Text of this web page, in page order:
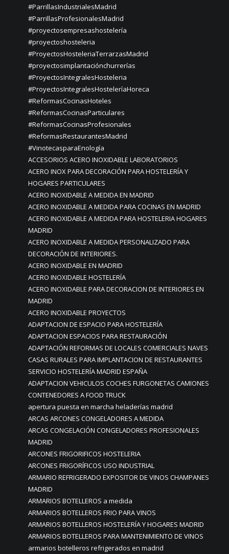
#ParrillasIndustrialesMadrid
#ParrillasProfesionalesMadrid
#proyectosempresashostelería
#proyectoshosteleria
#ProyectosHosteleriaTerrarzasMadrid
#proyectosimplantaciónchurrerías
#ProyectosIntegralesHosteleria
#ProyectosIntegralesHosteleríaHoreca
#ReformasCocinasHoteles
#ReformasCocinasParticulares
#ReformasCocinasProfesionales
#ReformasRestaurantesMadrid
#VinotecasparaEnología
ACCESORIOS ACERO INOXIDABLE LABORATORIOS
ACERO INOX PARA DECORACIÓN PARA HOSTELERÍA Y
HOGARES PARTICULARES
ACERO INOXIDABLE A MEDIDA EN MADRID
ACERO INOXIDABLE A MEDIDA PARA COCINAS EN MADRID
ACERO INOXIDABLE A MEDIDA PARA HOSTELERIA HOGARES
MADRID
ACERO INOXIDABLE A MEDIDA PERSONALIZADO PARA
DECORACIÓN DE INTERIORES.
ACERO INOXIDABLE EN MADRID
ACERO INOXIDABLE HOSTELERÍA
ACERO INOXIDABLE PARA DECORACION DE INTERIORES EN
MADRID
ACERO INOXIDABLE PROYECTOS
ADAPTACION DE ESPACIO PARA HOSTELERÍA
ADAPTACION ESPACIOS PARA RESTAURACIÓN
ADAPTACIÓN REFORMAS DE LOCALES COMERCIALES NAVES
CASAS RURALES PARA IMPLANTACION DE RESTAURANTES
SERVICIO HOSTELERÍA MADRID ESPAÑA
ADAPTACION VEHICULOS COCHES FURGONETAS CAMIONES
CONTENEDORES A FOOD TRUCK
apertura puesta en marcha heladerías madrid
ARCAS ARCONES CONGELADORES A MEDIDA
ARCAS CONGELACIÓN CONGELADORES PROFESIONALES
MADRID
ARCONES FRIGORIFICOS HOSTELERIA
ARCONES FRIGORÍFICOS USO INDUSTRIAL
ARMARIO REFRIGERADO EXPOSITOR DE VINOS CHAMPANES
MADRID
ARMARIOS BOTELLEROS a medida
ARMARIOS BOTELLEROS FRIO PARA VINOS
ARMARIOS BOTELLEROS HOSTELERÍA Y HOGARES MADRID
ARMARIOS BOTELLEROS PARA MANTENIMIENTO DE VINOS
armarios botelleros refrigerados en madrid